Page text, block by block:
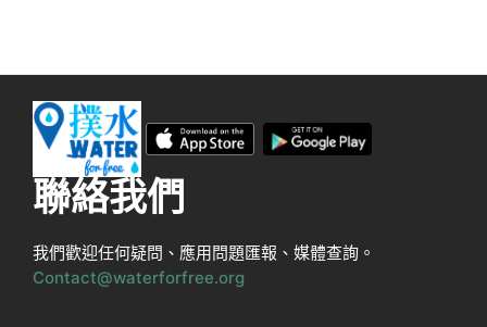
聯絡我們
我們歡迎任何疑問、應用問題匯報、媒體查詢。
Contact@waterforfree.org